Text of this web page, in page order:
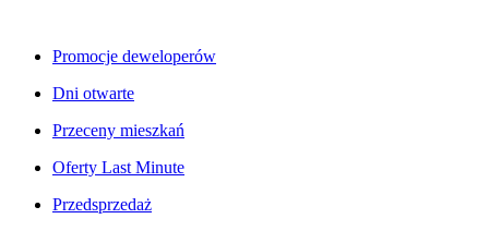
Promocje deweloperów
Dni otwarte
Przeceny mieszkań
Oferty Last Minute
Przedsprzedaż